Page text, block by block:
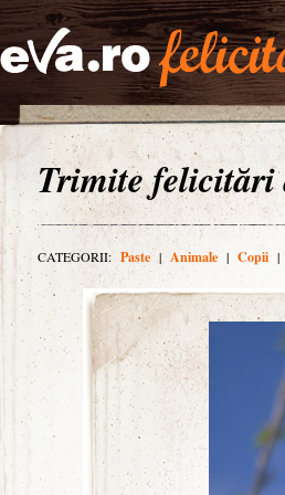
Trimite felicitări
CATEGORII: Paste | Animale | Copii |